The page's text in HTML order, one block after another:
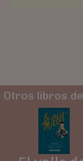
Otros libros